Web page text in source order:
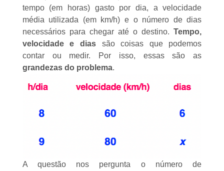
tempo (em horas) gasto por dia, a velocidade
média utilizada (em km/h) e o número de dias
necessários para chegar até o destino.Tempo,
velocidade e dias são coisas que podemos
contar ou medir. Por isso, essas são as
grandezas do problema.
A questão nos pergunta o número de